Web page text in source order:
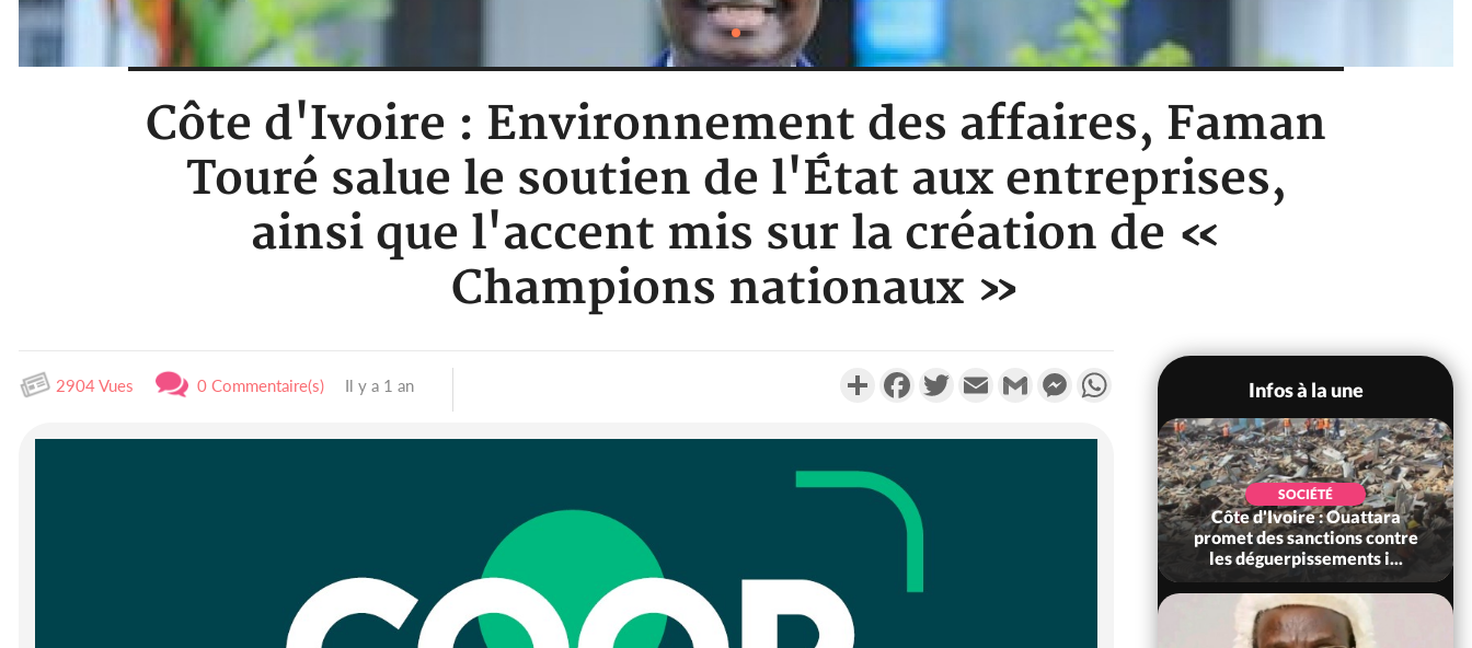
Côte d'Ivoire : Environnement des affaires, Faman
Touré salue le soutien de l'État aux entreprises,
ainsi que l'accent mis sur la création de «
Champions nationaux »
2904 Vues 0 Commentaire(s) Il y a 1 an PartagerFacebookTwitterEmail Gmail MessengerWhatsApp
Infos à la une
Côte d'Ivoire : Après le pari
réussi du 66e anniversaire,
SOCIÉTÉ
Côte d'Ivoire : Ouattara
promet des sanctions contre
les déguerpissements i...